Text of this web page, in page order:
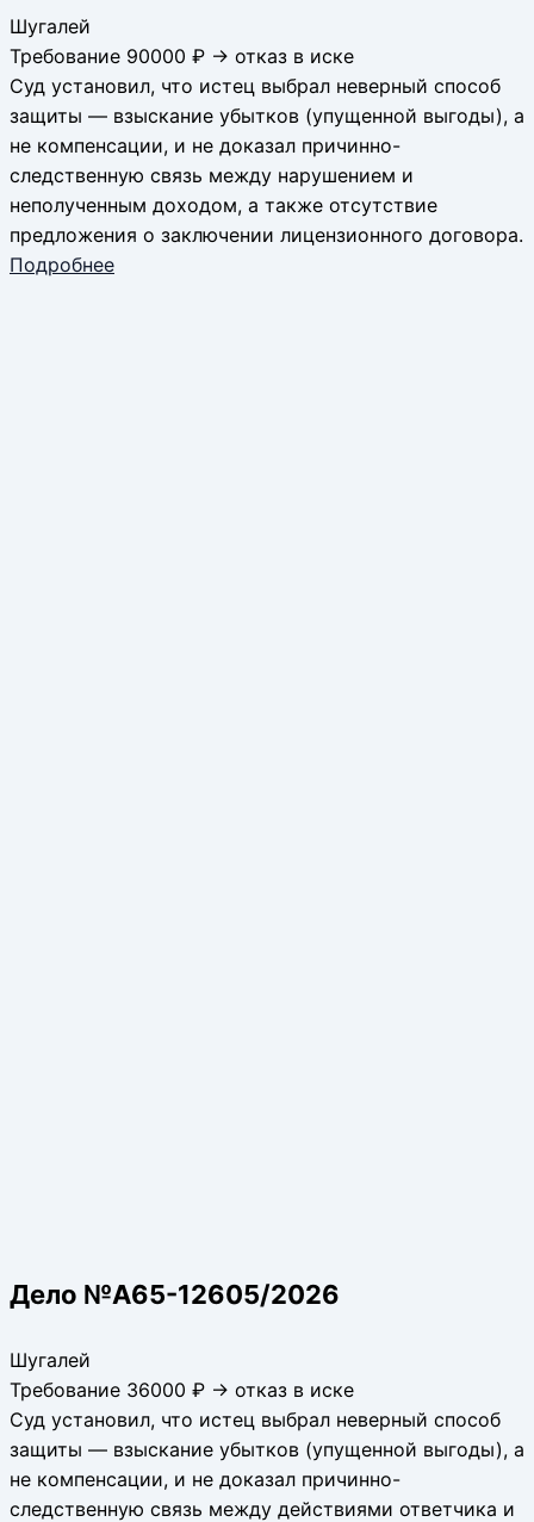
Шугалей
Требование 90000 ₽ → отказ в иске
Суд установил, что истец выбрал неверный способ
защиты — взыскание убытков (упущенной выгоды), а
не компенсации, и не доказал причинно-
следственную связь между нарушением и
неполученным доходом, а также отсутствие
предложения о заключении лицензионного договора.
Подробнее
Дело №А65-12605/2026
Шугалей
Требование 36000 ₽ → отказ в иске
Суд установил, что истец выбрал неверный способ
защиты — взыскание убытков (упущенной выгоды), а
не компенсации, и не доказал причинно-
следственную связь между действиями ответчика и